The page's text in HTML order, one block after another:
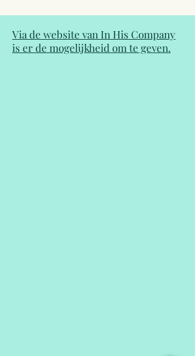
Via de website van In His Company
is er de mogelijkheid om te geven.